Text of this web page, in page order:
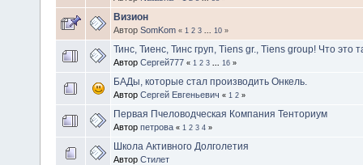
Визион
Автор SomKom « 1 2 3 10 »
Тинс, Тиенс, Тинс груп, Tiens gr., Tiens group! Что это
Автор Сергей777 « 1 2 3 16 »
БАДы, которые стал производить Онкель.
Автор Сергей Евгеньевич « 1 2 »
Первая Пчеловодческая Компания Тенториум
Автор петрова « 1 2 3 4 »
Школа Активного Долголетия
Автор Стилет